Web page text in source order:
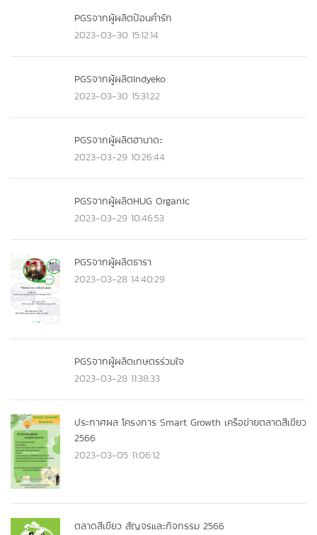
PGSจากผู้ผลิตป้อนคำรัก
2023-03-30 15:12:14
PGSจากผู้ผลิตIndyeko
2023-03-30 15:31:22
PGSจากผู้ผลิตฮานาดะ
2023-03-29 10:26:44
PGSจากผู้ผลิตHUG Organic
2023-03-29 10:46:53
PGSจากผู้ผลิตธารา
2023-03-28 14:40:29
PGSจากผู้ผลิตเกษตรร่วมใจ
2023-03-28 11:38:33
ประกาศผล โครงการ Smart Growth เครือข่ายตลาดสีเขียว
2566
2023-03-05 11:06:12
ตลาดสีเขียว สัญจรและกิจกรรม 2566